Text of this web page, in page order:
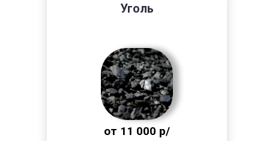
Уголь
от 11 000 р/